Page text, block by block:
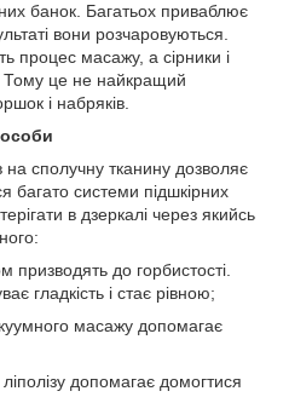
банок. Багатьох приваблює
вони розчаровуються.
процес масажу, а сірники і
Тому це не найкращий
і набряків.
сполучну тканину дозволяє
багато системи підшкірних
в дзеркалі через якийсь
призводять до горбистості.
гладкість і стає рівною;
масажу допомагає
допомагає домогтися